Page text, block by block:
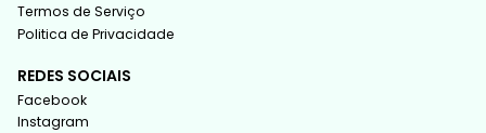
Termos de Serviço
Politica de Privacidade
REDES SOCIAIS
Facebook
Instagram